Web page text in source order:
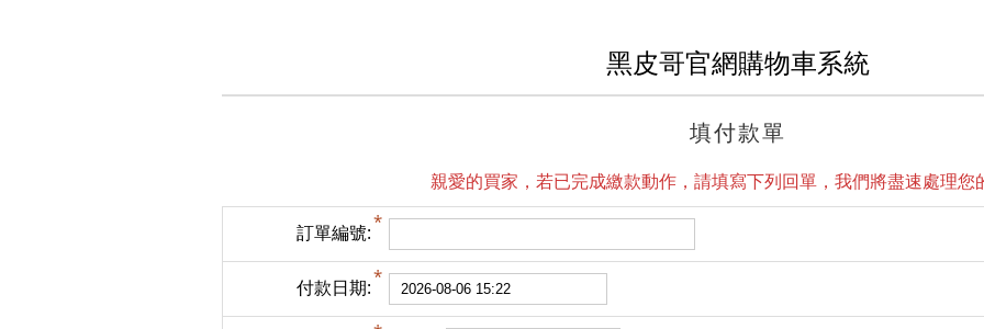
黑皮哥官網購物車系統
填付款單
親愛的買家，若已完成繳款動作，請填寫下列回單，我們將盡速處理您
訂單編號:
付款日期: